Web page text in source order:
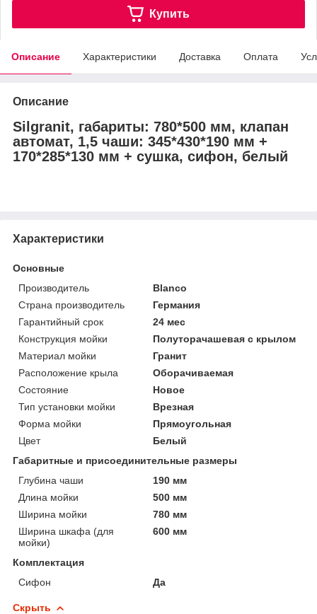
Купить
Описание Характеристики Доставка Оплата
Описание
Silgranit, габариты: 780*500 мм, клапан
автомат, 1,5 чаши: 345*430*190 мм +
170*285*130 мм + сушка, сифон, белый
Характеристики
Основные
Производитель
Blanco
Страна производитель
Германия
Гарантийный срок
24 мес
Конструкция мойки
Полуторачашевая с крылом
Материал мойки
Гранит
Расположение крыла
Оборачиваемая
Состояние
Новое
Тип установки мойки
Врезная
Форма мойки
Прямоугольная
Цвет
Белый
Габаритные и присоединительные размеры
Глубина чаши
190 мм
Длина мойки
500 мм
Ширина мойки
780 мм
Ширина шкафа (для
мойки)
600 мм
Комплектация
Сифон
Да
Скрыть